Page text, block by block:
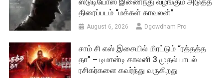
திரைப்படம் “மக்கள் காவலன்”
August 6, 2026 Dgowdham Pro
சாம் சி எஸ் இசையில் மிரட்டும் “ரத்தத்த
தா” – டிமான்டி காலனி 3 முதல் பாடல்
ரசிகர்களை கவர்ந்து வருகிறது